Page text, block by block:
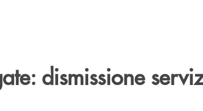
dismissione